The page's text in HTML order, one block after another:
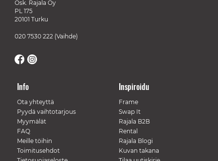
Osk. Rajala Oy
PL 175
20101 Turku
020 7530 222 (Vaihde)
Info
Ota yhteyttä
Pyydä vaihtotarjous
Myymälät
FAQ
Meille töihin
Toimitusehdot
Inspiroidu
Frame
Swap It
Rajala B2B
Rental
Rajala Blogi
Kuvan takana